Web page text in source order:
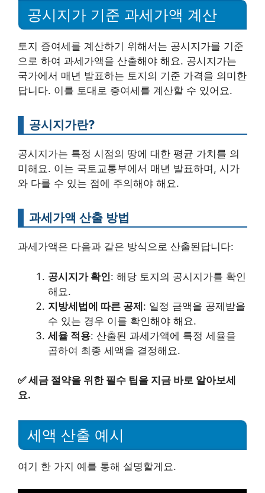
공시지가 기준 과세가액 계산
토지 증여세를 계산하기 위해서는 공시지가를 기준
으로 하여 과세가액을 산출해야 해요. 공시지가는
국가에서 매년 발표하는 토지의 기준 가격을 의미한
답니다. 이를 토대로 증여세를 계산할 수 있어요.
공시지가란?
공시지가는 특정 시점의 땅에 대한 평균 가치를 의
미해요. 이는 국토교통부에서 매년 발표하며, 시가
와 다를 수 있는 점에 주의해야 해요.
과세가액 산출 방법
과세가액은 다음과 같은 방식으로 산출된답니다:
공시지가 확인: 해당 토지의 공시지가를 확인
해요.
지방세법에 따른 공제: 일정 금액을 공제받을
수 있는 경우 이를 확인해야 해요.
세율 적용: 산출된 과세가액에 특정 세율을
곱하여 최종 세액을 결정해요.
✅세금 절약을 위한 필수 팁을 지금 바로 알아보세
요.
세액 산출 예시
여기 한 가지 예를 통해 설명할게요.